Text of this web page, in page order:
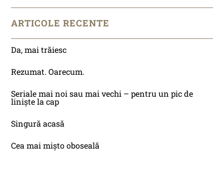
ARTICOLE RECENTE
Da, mai trăiesc
Rezumat. Oarecum.
Seriale mai noi sau mai vechi – pentru un pic de
liniște la cap
Singură acasă
Cea mai mișto oboseală